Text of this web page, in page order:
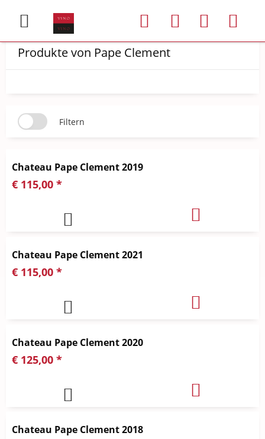
Produkte von Pape Clement
Filtern
Chateau Pape Clement 2019
€ 115,00 *
Chateau Pape Clement 2021
€ 115,00 *
Chateau Pape Clement 2020
€ 125,00 *
Chateau Pape Clement 2018